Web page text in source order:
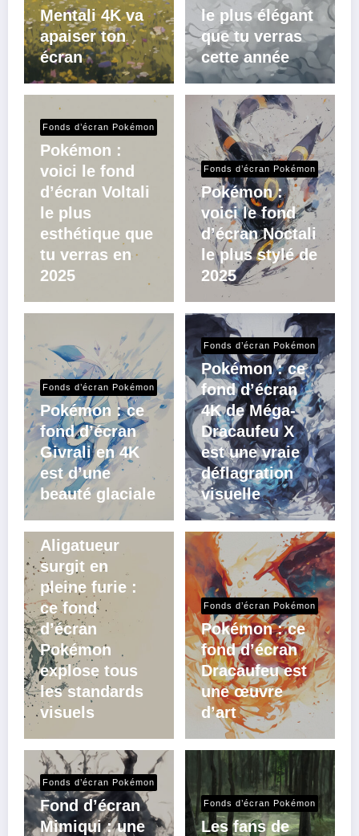
Mentali 4K va
apaiser ton
écran
le plus élégant
que tu verras
cette année
Fonds d’écran Pokémon
Pokémon :
voici le fond
d’écran Voltali
le plus
esthétique que
tu verras en
2025
Fonds d’écran Pokémon
Pokémon :
voici le fond
d’écran Noctali
le plus stylé de
2025
Fonds d’écran Pokémon
Pokémon : ce
fond d’écran
Givrali en 4K
est d’une
beauté glaciale
Fonds d’écran Pokémon
Pokémon : ce
fond d’écran
4K de Méga-
Dracaufeu X
est une vraie
déflagration
visuelle
Fonds d’écran Pokémon
Aligatueur
surgit en
pleine furie :
ce fond
d’écran
Pokémon
explose tous
les standards
visuels
Fonds d’écran Pokémon
Pokémon : ce
fond d’écran
Dracaufeu est
une œuvre
d’art
Fonds d’écran Pokémon
Fond d’écran
Mimiqui : une
Fonds d’écran Pokémon
Les fans de